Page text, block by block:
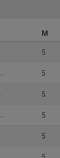
M
5
5
5
5
5